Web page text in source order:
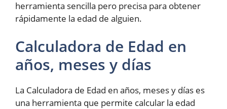
herramienta sencilla pero precisa para obtener
rápidamente la edad de alguien.
Calculadora de Edad en
años, meses y días
La Calculadora de Edad en años, meses y días es
una herramienta que permite calcular la edad